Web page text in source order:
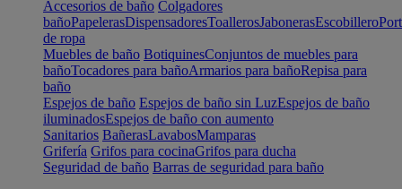
Accesorios de baño Colgadores
bañoPapelerasDispensadoresToallerosJabonerasEscobillero
de ropa
Muebles de baño BotiquinesConjuntos de muebles para
bañoTocadores para bañoArmarios para bañoRepisa para
baño
Espejos de baño Espejos de baño sin LuzEspejos de baño
iluminadosEspejos de baño con aumento
Sanitarios BañerasLavabosMamparas
Grifería Grifos para cocinaGrifos para ducha
Seguridad de baño Barras de seguridad para baño